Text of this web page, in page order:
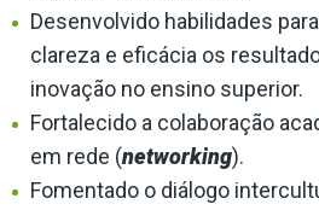
Desenvolvido habilidades
clareza e eficácia os
inovação no ensino superior.
Fortalecido a colaboração
em rede (networking).
Fomentado o diálogo